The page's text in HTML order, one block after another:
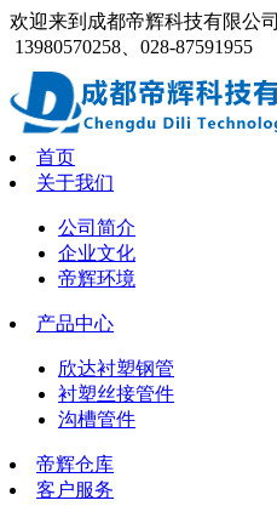
欢迎来到成都帝辉科技有限公司
13980570258、028-87591955
首页
关于我们
公司简介
企业文化
帝辉环境
产品中心
欣达衬塑钢管
衬塑丝接管件
沟槽管件
帝辉仓库
客户服务